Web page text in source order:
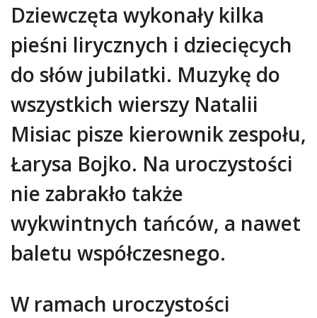
Dziewczęta wykonały kilka
pieśni lirycznych i dziecięcych
do słów jubilatki. Muzykę do
wszystkich wierszy Natalii
Misiac pisze kierownik zespołu,
Łarysa Bojko. Na uroczystości
nie zabrakło także
wykwintnych tańców, a nawet
baletu współczesnego.
W ramach uroczystości